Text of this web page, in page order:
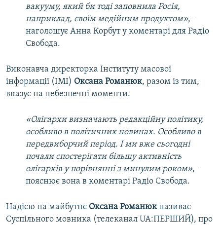
вакууму, який би тоді заповнила Росія,
наприклад, своїм медійним продуктом», –
наголошує Анна Корбут у коментарі для Радіо
Свобода.
Виконавча директорка Інституту масової
інформації (ІМІ) Оксана Романюк, разом із тим,
вказує на небезпечні моменти.
«Олігархи визначають редакційну політику,
особливо в політичних новинах. Особливо в
передвиборчий період. І ми вже сьогодні
почали спостерігати більшу активність
олігархів у порівнянні з минулим роком», –
пояснює вона в коментарі Радіо Свобода.
Надією на майбутнє Оксана Романюкназиває
Суспільного мовника (телеканал UA:ПЕРШИЙ), про